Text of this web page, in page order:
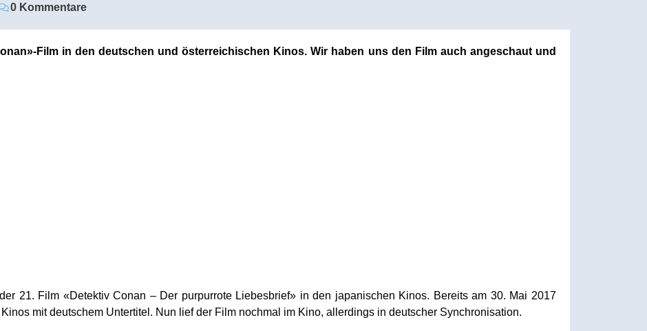
0 Kommentare
Film in den deutschen und österreichischen Kinos. Wir haben uns den Film auch angeschaut und
21. Film «Detektiv Conan – Der purpurrote Liebesbrief» in den japanischen Kinos. Bereits am 30. Mai 2017
mit deutschem Untertitel. Nun lief der Film nochmal im Kino, allerdings in deutscher Synchronisation.